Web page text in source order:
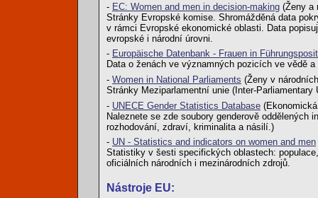
- EC: Women and men in decision-making (Ženy a
Stránky Evropské komise. Shromážděná data
v rámci Evropské ekonomické oblasti. Data
evropské i národní úrovni.
- Europäische Datenbank - Frauen in
Data o ženách ve významných pozicích ve vědě
- Women in National Parliaments (Ženy v
Stránky Meziparlamentní unie (Inter-
- UNECE Gender Statistics Database
Naleznete se zde soubory genderově
rozhodování, zdraví, kriminalita a násilí.)
- UN - Statistics and indicators on women and men
Statistiky v šesti specifických oblastech:
oficiálních národních i mezinárodních zdrojů.
Nástroje EU: